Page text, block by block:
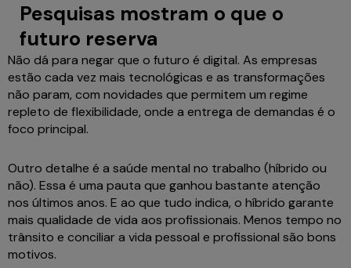
Pesquisas mostram o que o
futuro reserva
Não dá para negar que o futuro é digital. As empresas
estão cada vez mais tecnológicas e as transformações
não param, com novidades que permitem um regime
repleto de flexibilidade, onde a entrega de demandas é o
foco principal.
Outro detalhe é a saúde mental no trabalho (híbrido ou
não). Essa é uma pauta que ganhou bastante atenção
nos últimos anos. E ao que tudo indica, o híbrido garante
mais qualidade de vida aos profissionais. Menos tempo no
trânsito e conciliar a vida pessoal e profissional são bons
motivos.